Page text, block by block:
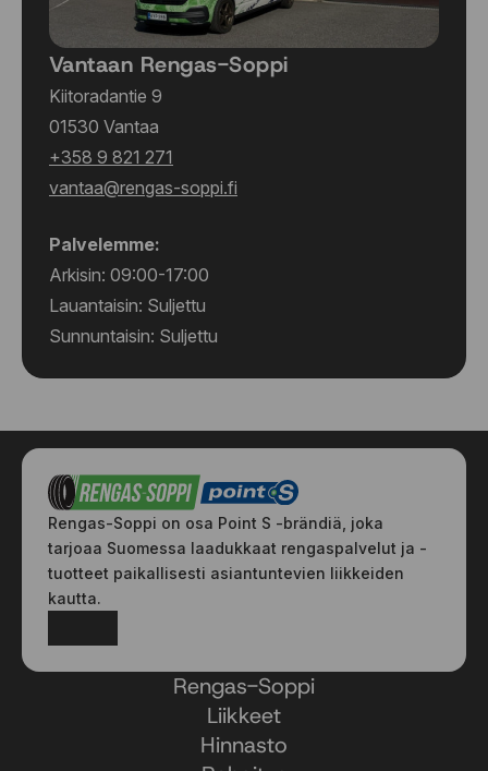
Vantaan Rengas-Soppi
Kiitoradantie 9
01530 Vantaa
+358 9 821 271
vantaa@rengas-soppi.fi
Palvelemme:
Arkisin: 09:00-17:00
Lauantaisin: Suljettu
Sunnuntaisin: Suljettu
Rengas-Soppi on osa Point S -brändiä, joka
tarjoaa Suomessa laadukkaat rengaspalvelut ja -
tuotteet paikallisesti asiantuntevien liikkeiden
kautta.
Rengas-Soppi
Liikkeet
Hinnasto